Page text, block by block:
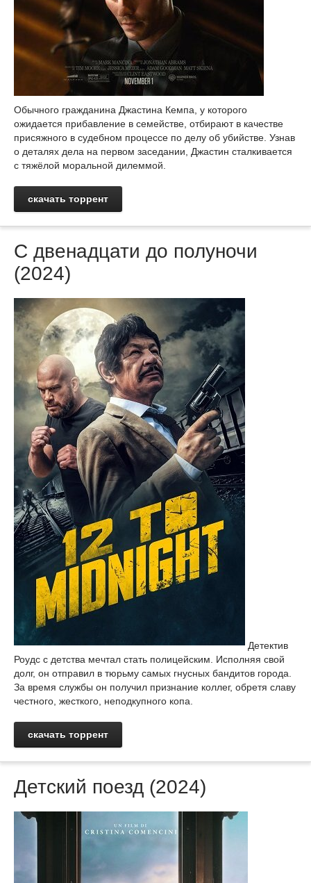
Обычного гражданина Джастина Кемпа, у которого
ожидается прибавление в семействе, отбирают в качестве
присяжного в судебном процессе по делу об убийстве. Узнав
о деталях дела на первом заседании, Джастин сталкивается
с тяжёлой моральной дилеммой.
скачать торрент
С двенадцати до полуночи
(2024)
Детектив
Роудс с детства мечтал стать полицейским. Исполняя свой
долг, он отправил в тюрьму самых гнусных бандитов города.
За время службы он получил признание коллег, обретя славу
честного, жесткого, неподкупного копа.
скачать торрент
Детский поезд (2024)